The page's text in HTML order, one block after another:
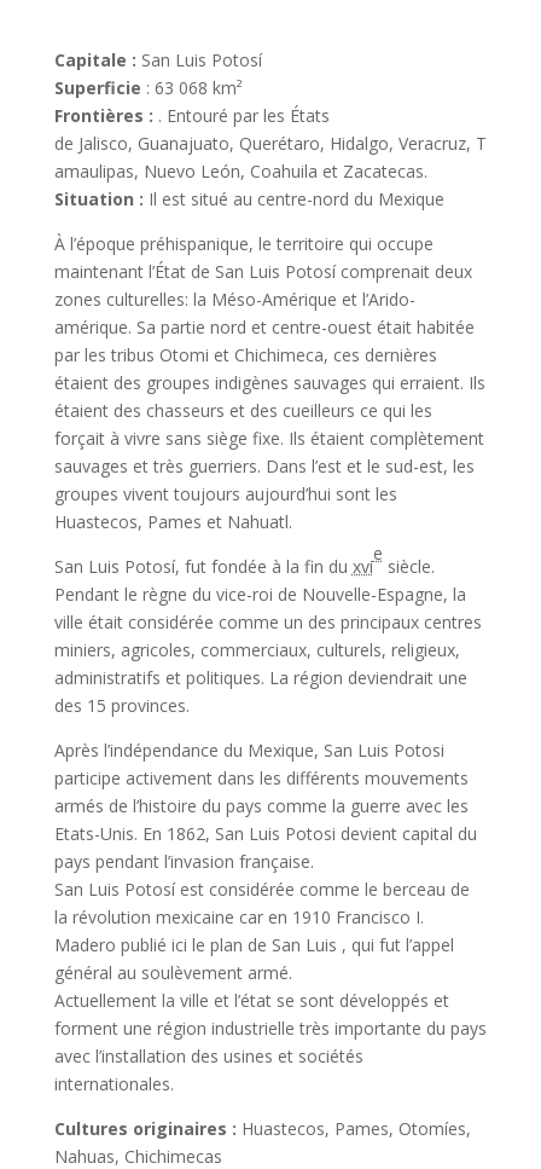
Capitale : San Luis Potosí
Superficie : 63 068 km²
Frontières : . Entouré par les États
de Jalisco, Guanajuato, Querétaro, Hidalgo, Veracruz, T
amaulipas, Nuevo León, Coahuila et Zacatecas.
Situation : Il est situé au centre-nord du Mexique
À l’époque préhispanique, le territoire qui occupe
maintenant l’État de San Luis Potosí comprenait deux
zones culturelles: la Méso-Amérique et l’Arido-
amérique. Sa partie nord et centre-ouest était habitée
par les tribus Otomi et Chichimeca, ces dernières
étaient des groupes indigènes sauvages qui erraient. Ils
étaient des chasseurs et des cueilleurs ce qui les
forçait à vivre sans siège fixe. Ils étaient complètement
sauvages et très guerriers. Dans l’est et le sud-est, les
groupes vivent toujours aujourd’hui sont les
Huastecos, Pames et Nahuatl.
San Luis Potosí, fut fondée à la fin du xvi
e
siècle.
Pendant le règne du vice-roi de Nouvelle-Espagne, la
ville était considérée comme un des principaux centres
miniers, agricoles, commerciaux, culturels, religieux,
administratifs et politiques. La région deviendrait une
des 15 provinces.
Après l’indépendance du Mexique, San Luis Potosi
participe activement dans les différents mouvements
armés de l’histoire du pays comme la guerre avec les
Etats-Unis. En 1862, San Luis Potosi devient capital du
pays pendant l’invasion française.
San Luis Potosí est considérée comme le berceau de
la révolution mexicaine car en 1910 Francisco I.
Madero publié ici le plan de San Luis , qui fut l’appel
général au soulèvement armé.
Actuellement la ville et l’état se sont développés et
forment une région industrielle très importante du pays
avec l’installation des usines et sociétés
internationales.
Cultures originaires : Huastecos, Pames, Otomíes,
Nahuas, Chichimecas